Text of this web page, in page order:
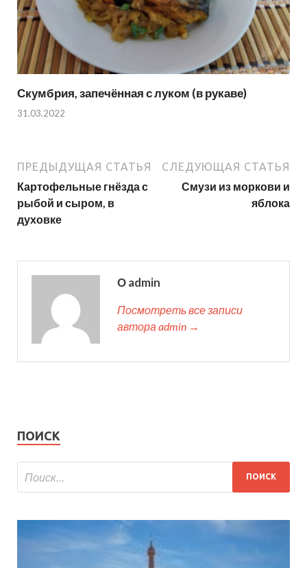
Скумбрия, запечённая с луком (в рукаве)
31.03.2022
ПРЕДЫДУЩАЯ СТАТЬЯ
Картофельные гнёзда с
рыбой и сыром, в
духовке
СЛЕДУЮЩАЯ СТАТЬЯ
Смузи из моркови и
яблока
О admin
Посмотреть все записи
автора admin →
ПОИСК